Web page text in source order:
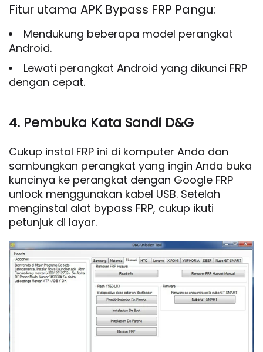
Fitur utama APK Bypass FRP Pangu:
Mendukung beberapa model perangkat
Android.
Lewati perangkat Android yang dikunci FRP
dengan cepat.
4. Pembuka Kata Sandi D&G
Cukup instal FRP ini di komputer Anda dan
sambungkan perangkat yang ingin Anda buka
kuncinya ke perangkat dengan Google FRP
unlock menggunakan kabel USB. Setelah
menginstal alat bypass FRP, cukup ikuti
petunjuk di layar.